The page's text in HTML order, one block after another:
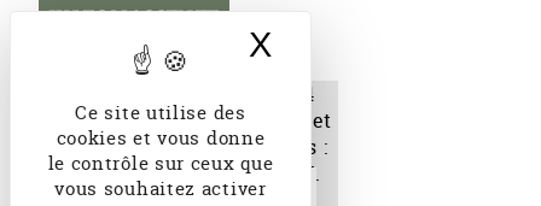
Ce site utilise des
cookies et vous donne
le contrôle sur ceux que
vous souhaitez activer
X
JULES MASSENET
Hérodiade : opéra en 4